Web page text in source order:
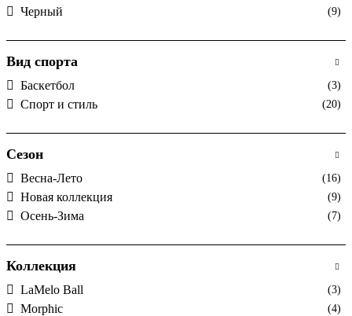
Черный (9)
Вид спорта
Баскетбол (3)
Спорт и стиль (20)
Сезон
Весна-Лето (16)
Новая коллекция (9)
Осень-Зима (7)
Коллекция
LaMelo Ball (3)
Morphic (4)